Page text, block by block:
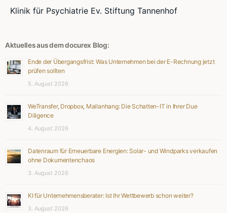
Klinik für Psychiatrie Ev. Stiftung Tannenhof
Aktuelles aus dem docurex Blog:
Ende der Übergangsfrist: Was Unternehmen bei der E-Rechnung jetzt
prüfen sollten
5. August 2026
WeTransfer, Dropbox, Mailanhang: Die Schatten-IT in Ihrer Due
Diligence
4. August 2026
Datenraum für Erneuerbare Energien: Solar- und Windparks verkaufen
ohne Dokumentenchaos
3. August 2026
KI für Unternehmensberater: Ist Ihr Wettbewerb schon weiter?
3. August 2026